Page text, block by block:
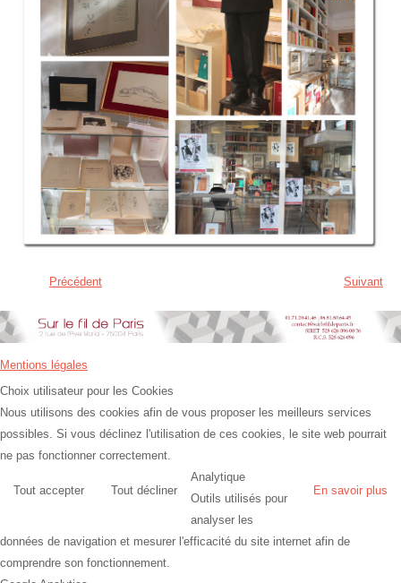
Précédent Suivant
Mentions légales
Choix utilisateur pour les Cookies
Nous utilisons des cookies afin de vous proposer les meilleurs services
possibles. Si vous déclinez l'utilisation de ces cookies, le site web pourrait
ne pas fonctionner correctement.
Tout accepter Tout décliner En savoir plus
Analytique
Outils utilisés pour
analyser les
données de navigation et mesurer l'efficacité du site internet afin de
comprendre son fonctionnement.